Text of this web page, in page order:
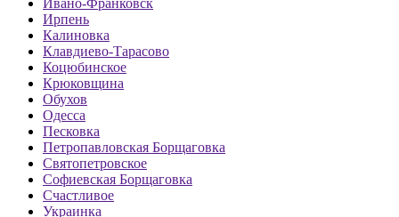
Ирпень
Калиновка
Клавдиево-Тарасово
Коцюбинское
Крюковщина
Обухов
Одесса
Песковка
Петропавловская Борщаговка
Святопетровское
Софиевская Борщаговка
Счастливое
Украинка